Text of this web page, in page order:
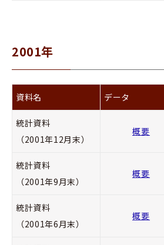
2001年
資料名 データ
統計資料
（2001年12月末）
概要
統計資料
（2001年9月末）
概要
統計資料
（2001年6月末）
概要